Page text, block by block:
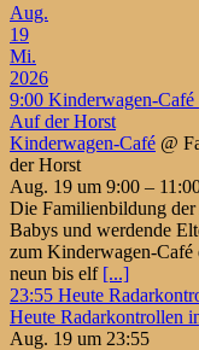
Aug.
19
Mi.
2026
9:00 Kinderwagen-Café
Auf der Horst
Kinderwagen-Café @
der Horst
Aug. 19 um 9:00 –
Die Familienbildung
Babys und werdende
zum Kinderwagen-
neun bis elf [...]
23:55 Heute
Heute Radarkontrollen
Aug. 19 um 23:55